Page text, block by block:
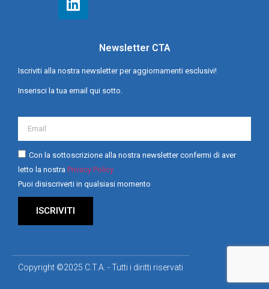
Newsletter CTA
Iscriviti alla nostra newsletter per aggiornamenti esclusivi!
Inserisci la tua email qui sotto.
Con la sottoscrizione alla nostra newsletter confermi di aver
letto la nostra Privacy Policy
Puoi disiscriverti in qualsiasi momento
ISCRIVITI
Copyright ©2025 C.T.A. - Tutti i diritti riservati